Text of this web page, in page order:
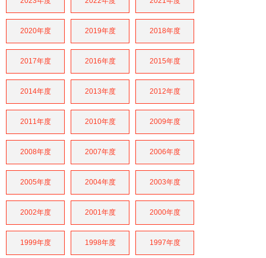
2020年度 2019年度 2018年度
2017年度 2016年度 2015年度
2014年度 2013年度 2012年度
2011年度 2010年度 2009年度
2008年度 2007年度 2006年度
2005年度 2004年度 2003年度
2002年度 2001年度 2000年度
1999年度 1998年度 1997年度